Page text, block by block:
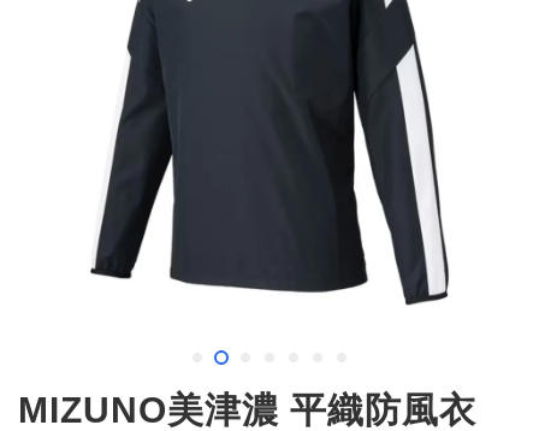
MIZUNO美津濃 平織防風衣